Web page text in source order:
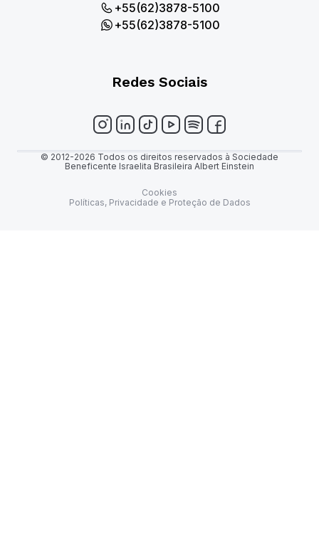
+55(62)3878-5100
+55(62)3878-5100
Redes Sociais
© 2012-2026 Todos os direitos reservados à Sociedade
Beneficente Israelita Brasileira Albert Einstein
Cookies
Políticas, Privacidade e Proteção de Dados